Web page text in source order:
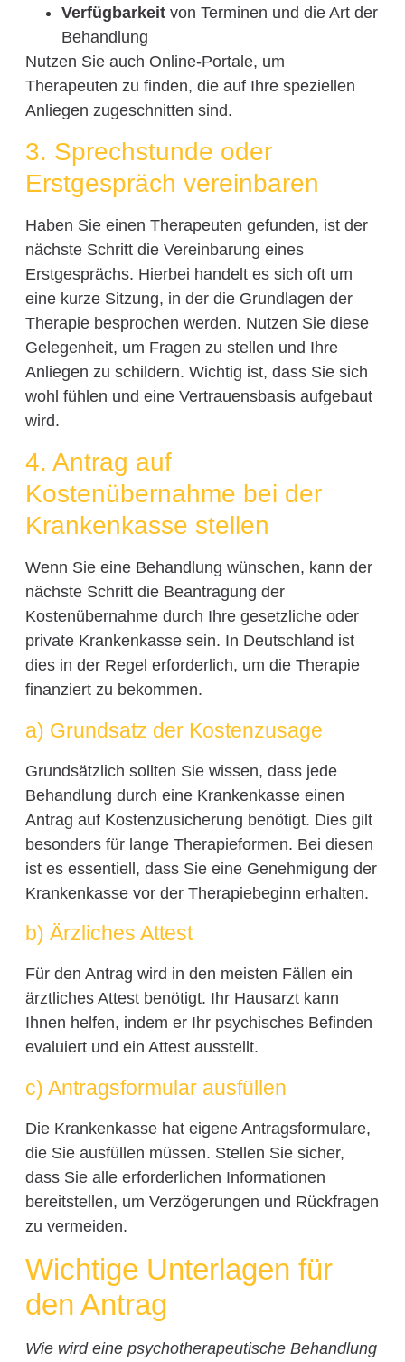
Verfügbarkeitvon Terminen und die Art der
Behandlung
Nutzen Sie auch Online-Portale, um
Therapeuten zu finden, die auf Ihre speziellen
Anliegen zugeschnitten sind.
3. Sprechstunde oder
Erstgespräch vereinbaren
Haben Sie einen Therapeuten gefunden, ist der
nächste Schritt die Vereinbarung eines
Erstgesprächs. Hierbei handelt es sich oft um
eine kurze Sitzung, in der die Grundlagen der
Therapie besprochen werden. Nutzen Sie diese
Gelegenheit, um Fragen zu stellen und Ihre
Anliegen zu schildern. Wichtig ist, dass Sie sich
wohl fühlen und eine Vertrauensbasis aufgebaut
wird.
4. Antrag auf
Kostenübernahme bei der
Krankenkasse stellen
Wenn Sie eine Behandlung wünschen, kann der
nächste Schritt die Beantragung der
Kostenübernahme durch Ihre gesetzliche oder
private Krankenkasse sein. In Deutschland ist
dies in der Regel erforderlich, um die Therapie
finanziert zu bekommen.
a) Grundsatz der Kostenzusage
Grundsätzlich sollten Sie wissen, dass jede
Behandlung durch eine Krankenkasse einen
Antrag auf Kostenzusicherung benötigt. Dies gilt
besonders für lange Therapieformen. Bei diesen
ist es essentiell, dass Sie eine Genehmigung der
Krankenkasse vor der Therapiebeginn erhalten.
b) Ärzliches Attest
Für den Antrag wird in den meisten Fällen ein
ärztliches Attest benötigt. Ihr Hausarzt kann
Ihnen helfen, indem er Ihr psychisches Befinden
evaluiert und ein Attest ausstellt.
c) Antragsformular ausfüllen
Die Krankenkasse hat eigene Antragsformulare,
die Sie ausfüllen müssen. Stellen Sie sicher,
dass Sie alle erforderlichen Informationen
bereitstellen, um Verzögerungen und Rückfragen
zu vermeiden.
Wichtige Unterlagen für
den Antrag
Wie wird eine psychotherapeutische Behandlung